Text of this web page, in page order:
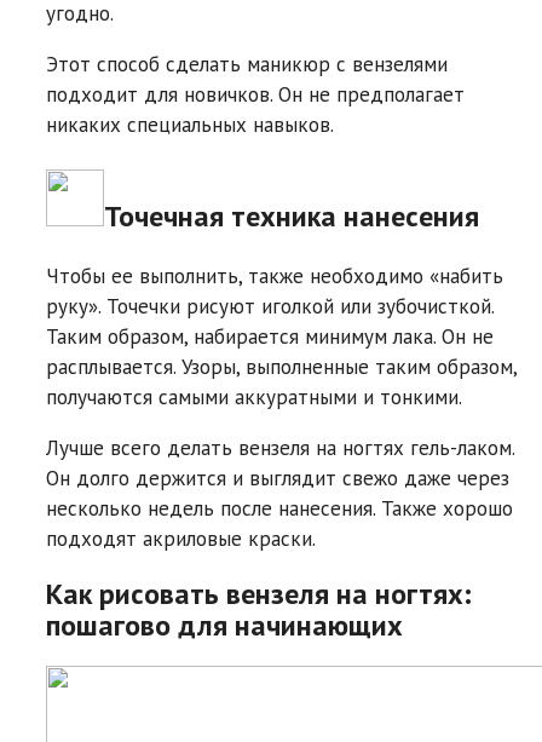
угодно.
Этот способ сделать маникюр с вензелями
подходит для новичков. Он не предполагает
никаких специальных навыков.
Точечная техника нанесения
Чтобы ее выполнить, также необходимо «набить
руку». Точечки рисуют иголкой или зубочисткой.
Таким образом, набирается минимум лака. Он не
расплывается. Узоры, выполненные таким образом,
получаются самыми аккуратными и тонкими.
Лучше всего делать вензеля на ногтях гель-лаком.
Он долго держится и выглядит свежо даже через
несколько недель после нанесения. Также хорошо
подходят акриловые краски.
Как рисовать вензеля на ногтях:
пошагово для начинающих